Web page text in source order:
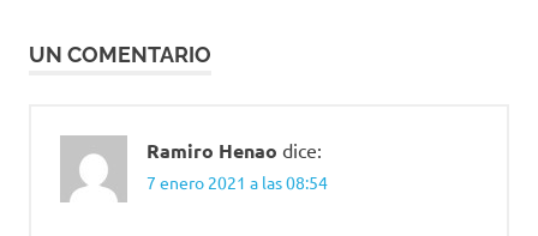
COVID-
Iván
UN COMENTARIO
Ramiro Henao dice:
7 enero 2021 a las 08:54